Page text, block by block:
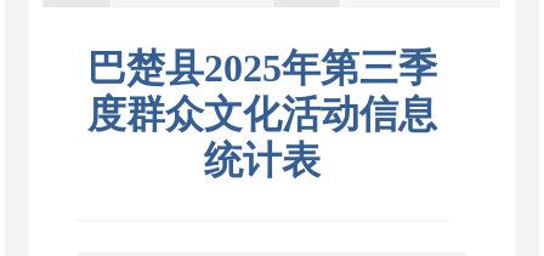
巴楚县2025年第三季
度群众文化活动信息
统计表